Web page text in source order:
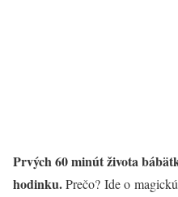
Prvých 60 minút života
hodinku.Prečo? Ide o